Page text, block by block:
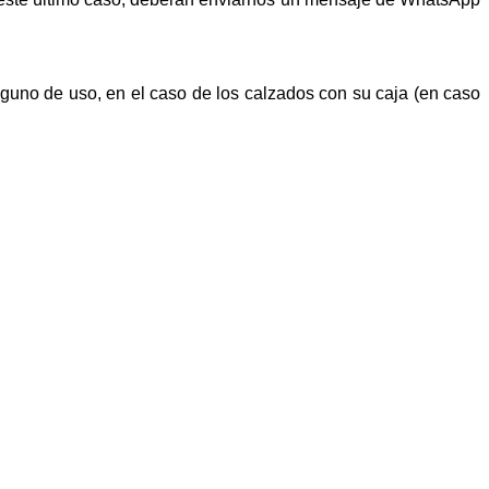
de uso, en el caso de los calzados con su caja (en caso